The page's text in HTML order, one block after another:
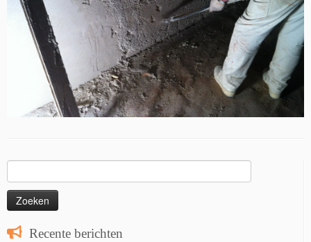
naar:
Recente berichten